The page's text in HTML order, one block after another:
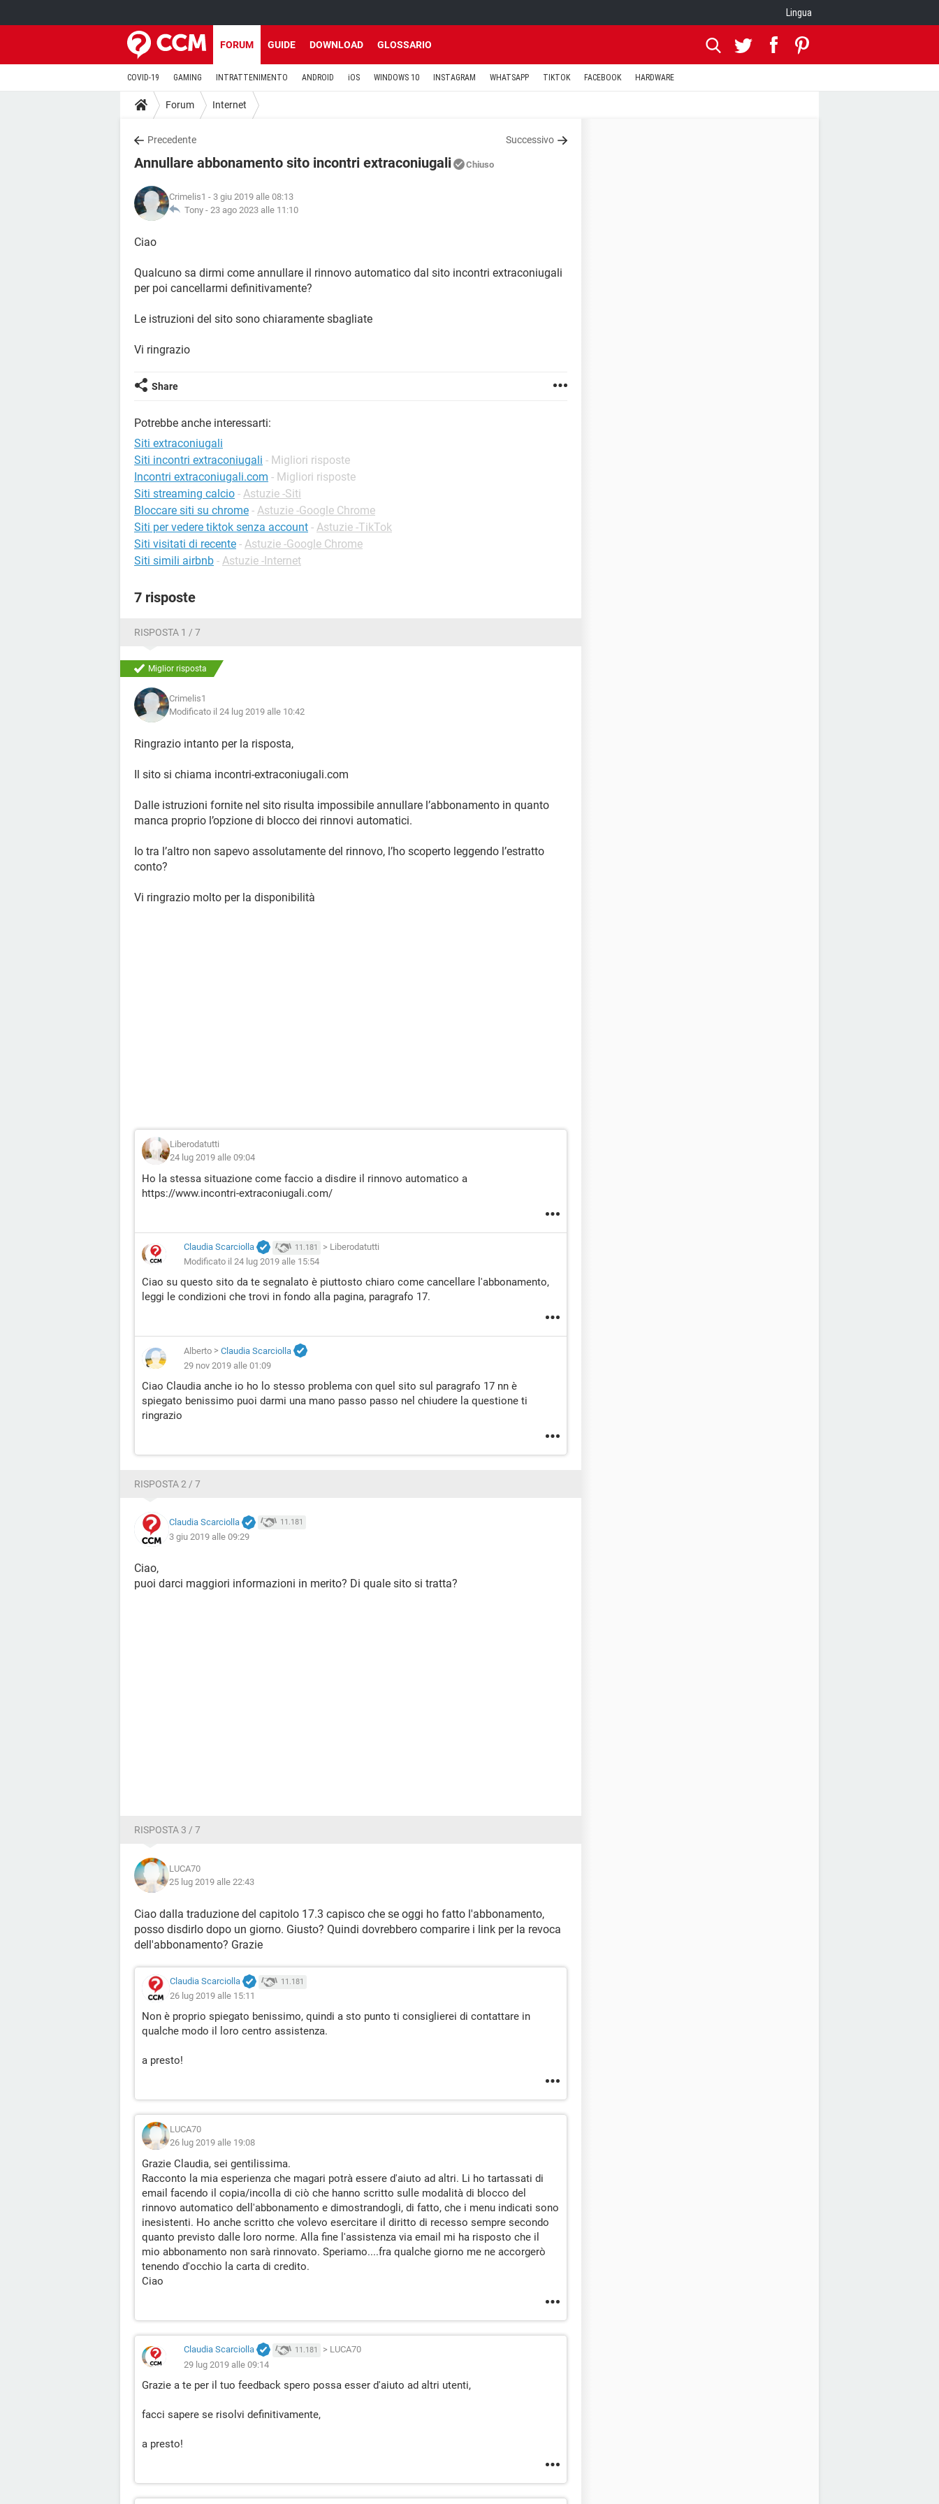
Lingua
FORUM GUIDE DOWNLOAD GLOSSARIO
COVID-19 GAMING INTRATTENIMENTO ANDROID iOS WINDOWS 10 INSTAGRAM WHATSAPP TIKTOK FACEBOOK HARDWARE
Forum Internet
Precedente Successivo
Annullare abbonamento sito incontri extraconiugali Chiuso
Crimelis1 - 3 giu 2019 alle 08:13
Tony - 23 ago 2023 alle 11:10
Ciao
Qualcuno sa dirmi come annullare il rinnovo automatico dal sito incontri extraconiugali
per poi cancellarmi definitivamente?
Le istruzioni del sito sono chiaramente sbagliate
Vi ringrazio
Share
Potrebbe anche interessarti:
Siti extraconiugali
Siti incontri extraconiugali - Migliori risposte
Incontri extraconiugali.com - Migliori risposte
Siti streaming calcio - Astuzie -Siti
Bloccare siti su chrome - Astuzie -Google Chrome
Siti per vedere tiktok senza account - Astuzie -TikTok
Siti visitati di recente - Astuzie -Google Chrome
Siti simili airbnb - Astuzie -Internet
7 risposte
RISPOSTA 1 / 7
Miglior risposta
Crimelis1
Modificato il 24 lug 2019 alle 10:42
Ringrazio intanto per la risposta,
Il sito si chiama incontri-extraconiugali.com
Dalle istruzioni fornite nel sito risulta impossibile annullare l’abbonamento in quanto
manca proprio l’opzione di blocco dei rinnovi automatici.
Io tra l’altro non sapevo assolutamente del rinnovo, l’ho scoperto leggendo l’estratto
conto?
Vi ringrazio molto per la disponibilità
Liberodatutti
24 lug 2019 alle 09:04
Ho la stessa situazione come faccio a disdire il rinnovo automatico a
https://www.incontri-extraconiugali.com/
Claudia Scarciolla 11.181 > Liberodatutti
Modificato il 24 lug 2019 alle 15:54
Ciao su questo sito da te segnalato è piuttosto chiaro come cancellare l'abbonamento,
leggi le condizioni che trovi in fondo alla pagina, paragrafo 17.
Alberto > Claudia Scarciolla
29 nov 2019 alle 01:09
Ciao Claudia anche io ho lo stesso problema con quel sito sul paragrafo 17 nn è
spiegato benissimo puoi darmi una mano passo passo nel chiudere la questione ti
ringrazio
RISPOSTA 2 / 7
Claudia Scarciolla 11.181
3 giu 2019 alle 09:29
Ciao,
puoi darci maggiori informazioni in merito? Di quale sito si tratta?
RISPOSTA 3 / 7
LUCA70
25 lug 2019 alle 22:43
Ciao dalla traduzione del capitolo 17.3 capisco che se oggi ho fatto l'abbonamento,
posso disdirlo dopo un giorno. Giusto? Quindi dovrebbero comparire i link per la revoca
dell'abbonamento? Grazie
Claudia Scarciolla 11.181
26 lug 2019 alle 15:11
Non è proprio spiegato benissimo, quindi a sto punto ti consiglierei di contattare in
qualche modo il loro centro assistenza.
a presto!
LUCA70
26 lug 2019 alle 19:08
Grazie Claudia, sei gentilissima.
Racconto la mia esperienza che magari potrà essere d'aiuto ad altri. Li ho tartassati di
email facendo il copia/incolla di ciò che hanno scritto sulle modalità di blocco del
rinnovo automatico dell'abbonamento e dimostrandogli, di fatto, che i menu indicati sono
inesistenti. Ho anche scritto che volevo esercitare il diritto di recesso sempre secondo
quanto previsto dalle loro norme. Alla fine l'assistenza via email mi ha risposto che il
mio abbonamento non sarà rinnovato. Speriamo....fra qualche giorno me ne accorgerò
tenendo d'occhio la carta di credito.
Ciao
Claudia Scarciolla 11.181 > LUCA70
29 lug 2019 alle 09:14
Grazie a te per il tuo feedback spero possa esser d'aiuto ad altri utenti,
facci sapere se risolvi definitivamente,
a presto!